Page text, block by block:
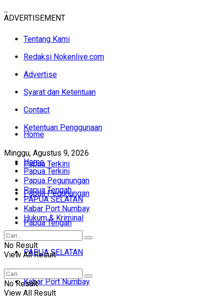
ADVERTISEMENT
Tentang Kami
Redaksi Nokenlive.com
Advertise
Syarat dan Ketentuan
Contact
Ketentuan Penggunaan
Minggu, Agustus 9, 2026
Home
Papua Terkini
Papua Pegunungan
Papua Tengah
PAPUA SELATAN
Kabar Port Numbay
Home
Papua Terkini
Papua Pegunungan
Papua Tengah
PAPUA SELATAN
Kabar Port Numbay
Hukum & Kriminal
No Result
View All Result
No Result
View All Result